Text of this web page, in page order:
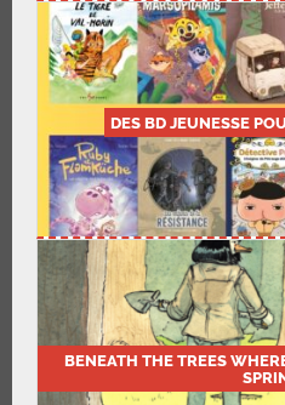
DES BD JEUNESSE
BENEATH THE TREES